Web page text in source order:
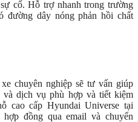
cố. Hỗ trợ nhanh trong trường
đường dây nóng phản hồi chất
chuyên nghiệp sẽ tư vấn giúp
dịch vụ phù hợp và tiết kiệm
cao cấp Hyundai Universe tại
đồng qua email và chuyển